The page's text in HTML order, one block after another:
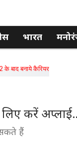
भारत
करें
हैं